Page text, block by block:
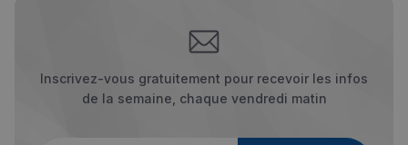
Inscrivez-vous gratuitement pour recevoir les infos
de la semaine, chaque vendredi matin